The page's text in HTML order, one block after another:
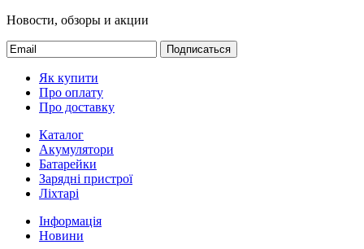
Новости, обзоры и акции
Подписаться
Як купити
Про оплату
Про доставку
Каталог
Акумулятори
Батарейки
Зарядні пристрої
Ліхтарі
Інформація
Новини